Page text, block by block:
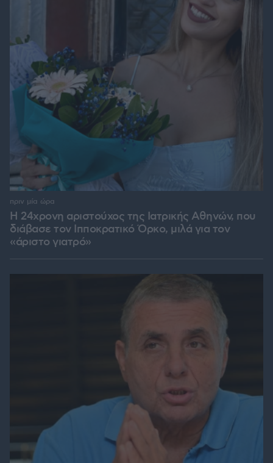
Η 24χρονη αριστούχος της Ιατρικής Αθηνών, που
διάβασε τον Ιπποκρατικό Όρκο, μιλά για τον
«άριστο γιατρό»
πριν μία ώρα